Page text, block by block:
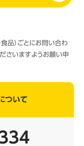
食品）ごとにお問い合わ
さいますようお願い申
ついて